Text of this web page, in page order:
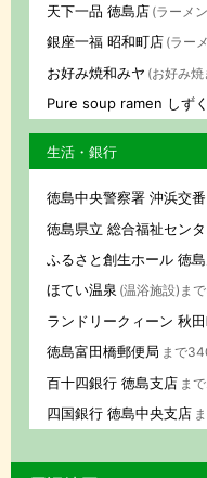
天下一品 徳島店 (ラーメ
銀座一福 昭和町店 (ラー
お好み焼和みヤ (お好み
Pure soup ramen しずく
生活・銀行
徳島中央警察署 沖浜交番
徳島県立 総合福祉セン
ふるさと創生ホール 徳
ほてい温泉 (温浴施設)ま
ランドリークィーン 秋
徳島富田橋郵便局 まで
百十四銀行 徳島支店 ま
四国銀行 徳島中央支店